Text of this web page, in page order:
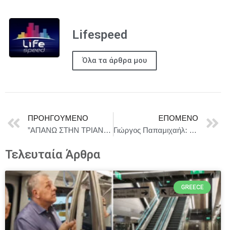
Lifespeed
Όλα τα άρθρα μου
ΠΡΟΗΓΟΎΜΕΝΟ
”ΑΠΑΝΩ ΣΤΗΝ ΤΡΙΑΝΤΑΦΥΛΛΙΑ” ΑΠΟ ΤΟΥΣ SALONIQUE BRASS BAND !
ΕΠΌΜΕΝΟ
Γιώργος Παπαμιχαήλ: Τραγούδια του παλιού ελληνικού κινηματογράφου 15/12 20.00 Πνευματικό κέντρο Δροσιάς
Τελευταία Άρθρα
GREECE